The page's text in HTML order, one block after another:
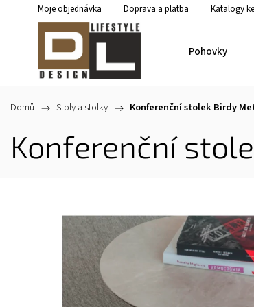
Moje objednávka Doprava a platba Katalogy
Pohovky
Domů / Stoly a stolky / Konferenční stolek Birdy
Konferenční